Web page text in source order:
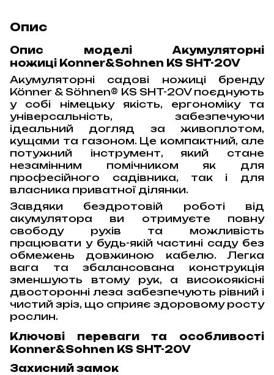
Опис
Опис моделі Акумуляторні
ножиці Konner&Sohnen KS SHT-20V
Акумуляторні садові ножиці бренду
Könner & Söhnen® KS SHT-20V поєднують
у собі німецьку якість, ергономіку та
універсальність, забезпечуючи
ідеальний догляд за живоплотом,
кущами та газоном. Це компактний, але
потужний інструмент, який стане
незамінним помічником як для
професійного садівника, так і для
власника приватної ділянки.
Завдяки бездротовій роботі від
акумулятора ви отримуєте повну
свободу рухів та можливість
працювати у будь-якій частині саду без
обмежень довжиною кабелю. Легка
вага та збалансована конструкція
зменшують втому рук, а високоякісні
двосторонні леза забезпечують рівний і
чистий зріз, що сприяє здоровому росту
рослин.
Ключові переваги та особливості
Konner&Sohnen KS SHT-20V
Захисний замок